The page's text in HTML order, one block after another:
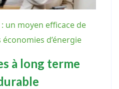
un moyen efficace de
d’énergie
à long terme